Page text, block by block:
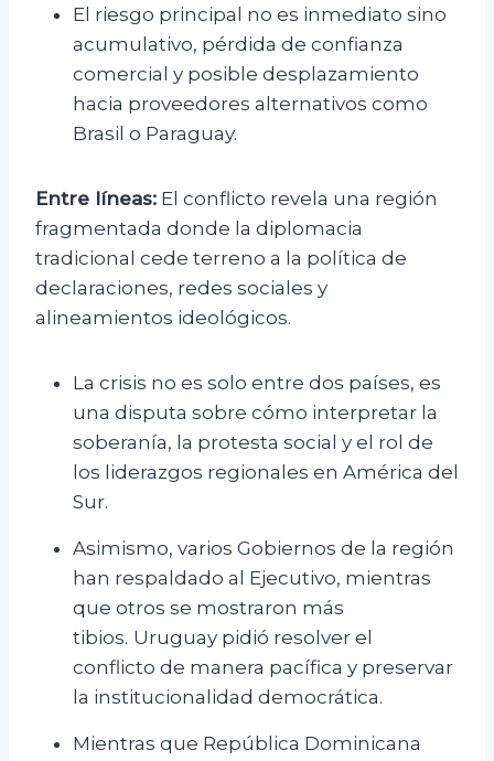
El riesgo principal no es inmediato sino
acumulativo, pérdida de confianza
comercial y posible desplazamiento
hacia proveedores alternativos como
Brasil o Paraguay.
Entre líneas: El conflicto revela una región
fragmentada donde la diplomacia
tradicional cede terreno a la política de
declaraciones, redes sociales y
alineamientos ideológicos.
La crisis no es solo entre dos países, es
una disputa sobre cómo interpretar la
soberanía, la protesta social y el rol de
los liderazgos regionales en América del
Sur.
Asimismo, varios Gobiernos de la región
han respaldado al Ejecutivo, mientras
que otros se mostraron más
tibios. Uruguay pidió resolver el
conflicto de manera pacífica y preservar
la institucionalidad democrática.
Mientras que República Dominicana